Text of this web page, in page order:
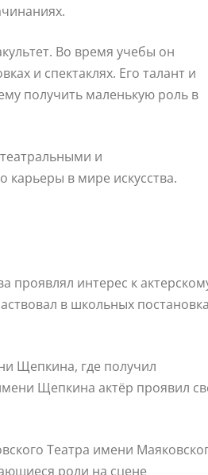
Во время учебы он
и спектаклях. Его талант и
получить маленькую роль в
и
в мире искусства.
проявлял интерес к
в школьных
Щепкина, где получил
Щепкина актёр проявил
Театра имени
роли на сцене